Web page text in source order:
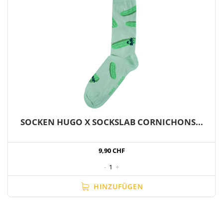
SOCKEN HUGO X SOCKSLAB CORNICHONS...
9,90 CHF
- 1 +
HINZUFÜGEN